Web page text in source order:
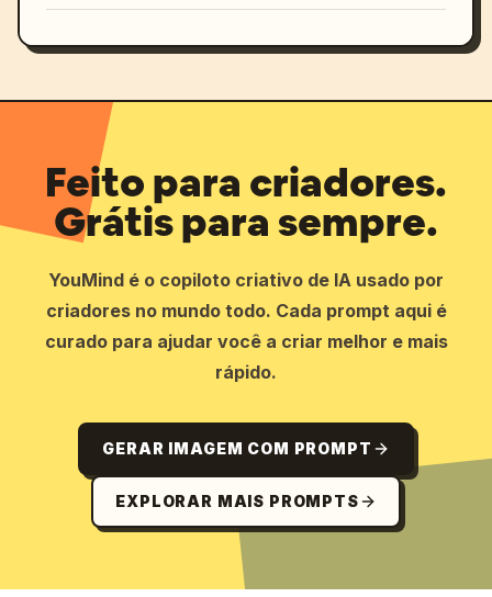
Feito para criadores.
Grátis para sempre.
YouMind é o copiloto criativo de IA usado por
criadores no mundo todo. Cada prompt aqui é
curado para ajudar você a criar melhor e mais
rápido.
GERAR IMAGEM COM PROMPT
EXPLORAR MAIS PROMPTS